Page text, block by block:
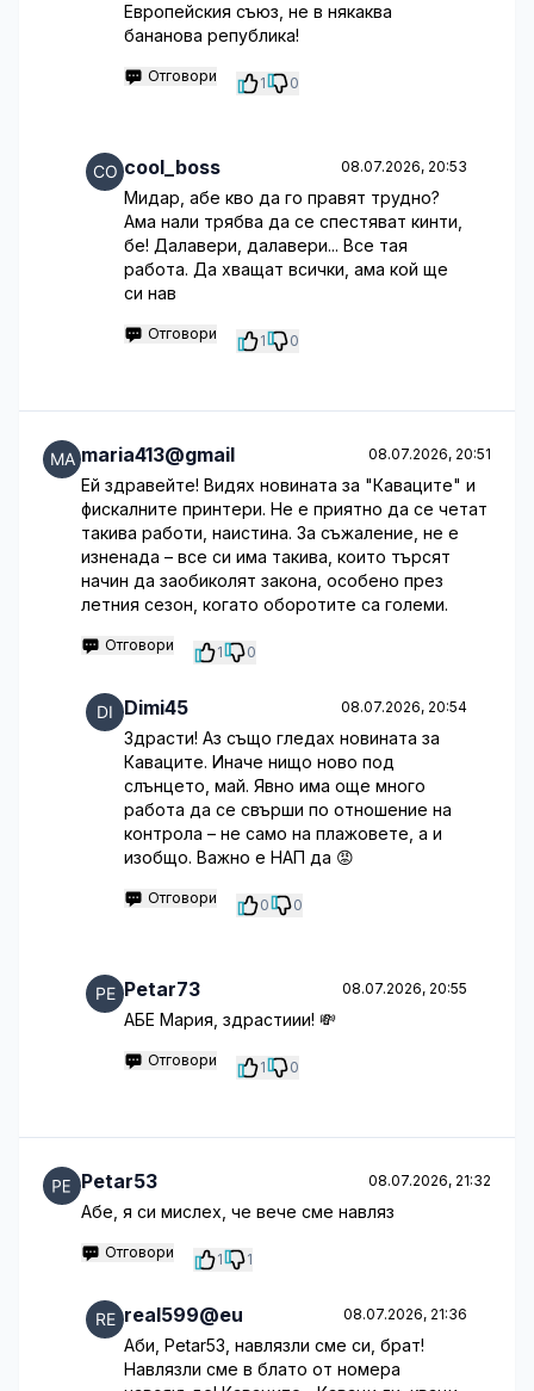
Европейския съюз, не в някаква
бананова република!
Отговори 1 0
cool_boss 08.07.2026, 20:53
Мидар, абе кво да го правят трудно?
Ама нали трябва да се спестяват кинти,
бе! Далавери, далавери... Все тая
работа. Да хващат всички, ама кой ще
си нав
Отговори 1 0
maria413@gmail 08.07.2026, 20:51
Ей здравейте! Видях новината за "Каваците" и
фискалните принтери. Не е приятно да се четат
такива работи, наистина. За съжаление, не е
изненада – все си има такива, които търсят
начин да заобиколят закона, особено през
летния сезон, когато оборотите са големи.
Отговори 1 0
Dimi45 08.07.2026, 20:54
Здрасти! Аз също гледах новината за
Каваците. Иначе нищо ново под
слънцето, май. Явно има още много
работа да се свърши по отношение на
контрола – не само на плажовете, а и
изобщо. Важно е НАП да 😡
Отговори 0 0
Petar73 08.07.2026, 20:55
АБЕ Мария, здрастиии! 💸
Отговори 1 0
Petar53 08.07.2026, 21:32
Абе, я си мислех, че вече сме навляз
Отговори 1 1
real599@eu 08.07.2026, 21:36
Аби, Petar53, навлязли сме си, брат!
Навлязли сме в блато от номера